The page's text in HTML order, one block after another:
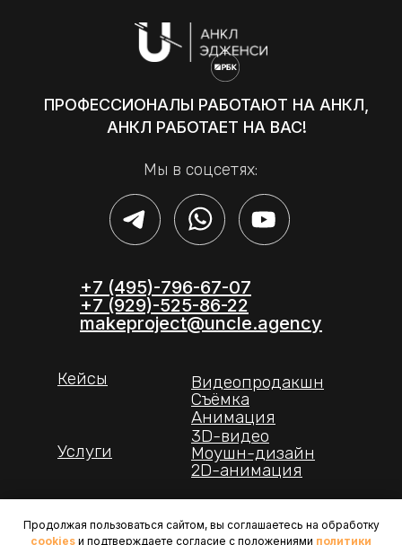
Кейсы
Услуги
Видеопродакшн
Съёмка
Анимация
3D-видео
Моушн-дизайн
2D-анимация
+7 (495)-796-67-07
+7 (929)-525-86-22
makeproject@uncle.agency
г. Москва, Огородный пр. 16/1, стр 6
ПРОФЕССИОНАЛЫ РАБОТАЮТ НА АНКЛ,
АНКЛ РАБОТАЕТ НА ВАС!
Мы в соцсетях:
Продолжая пользоваться сайтом, вы соглашаетесь на обработку
cookies и подтверждаете согласие с положениями политики